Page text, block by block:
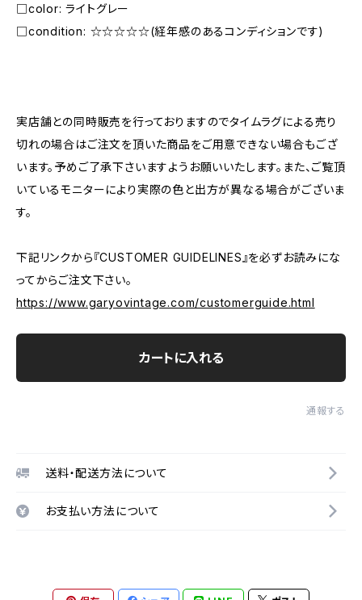
□color: ライトグレー
□condition: ☆☆☆☆☆(経年感のあるコンディションです)
実店舗との同時販売を行っておりますのでタイムラグによる売り
切れの場合はご注文を頂いた商品をご用意できない場合もござ
います。予めご了承下さいますようお願いいたします。また、ご覧頂
いているモニターにより実際の色と出方が異なる場合がございま
す。
下記リンクから『CUSTOMER GUIDELINES』を必ずお読みにな
ってからご注文下さい。
https://www.garyovintage.com/customerguide.html
カートに入れる
通報する
送料・配送方法について
お支払い方法について